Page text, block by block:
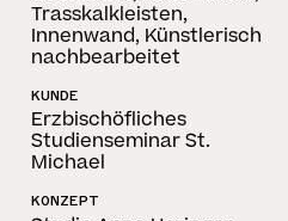
Trasskalkleisten,
Innenwand, Künstlerisch
nachbearbeitet
KUNDE
Erzbischöfliches
Studienseminar St.
Michael
KONZEPT